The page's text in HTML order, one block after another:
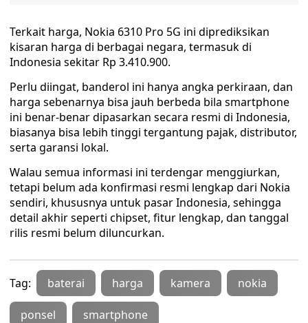
Terkait harga, Nokia 6310 Pro 5G ini diprediksikan
kisaran harga di berbagai negara, termasuk di
Indonesia sekitar Rp 3.410.900.
Perlu diingat, banderol ini hanya angka perkiraan, dan
harga sebenarnya bisa jauh berbeda bila smartphone
ini benar-benar dipasarkan secara resmi di Indonesia,
biasanya bisa lebih tinggi tergantung pajak, distributor,
serta garansi lokal.
Walau semua informasi ini terdengar menggiurkan,
tetapi belum ada konfirmasi resmi lengkap dari Nokia
sendiri, khususnya untuk pasar Indonesia, sehingga
detail akhir seperti chipset, fitur lengkap, dan tanggal
rilis resmi belum diluncurkan.
Tag: baterai harga kamera nokia
ponsel smartphone